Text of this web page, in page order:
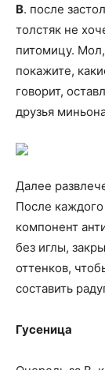
В. после
толстяк не
питомицу.
покажите,
говорит,
друзья
Далее
После каждого
компонент
без иглы,
оттенков,
составить
Гусеница